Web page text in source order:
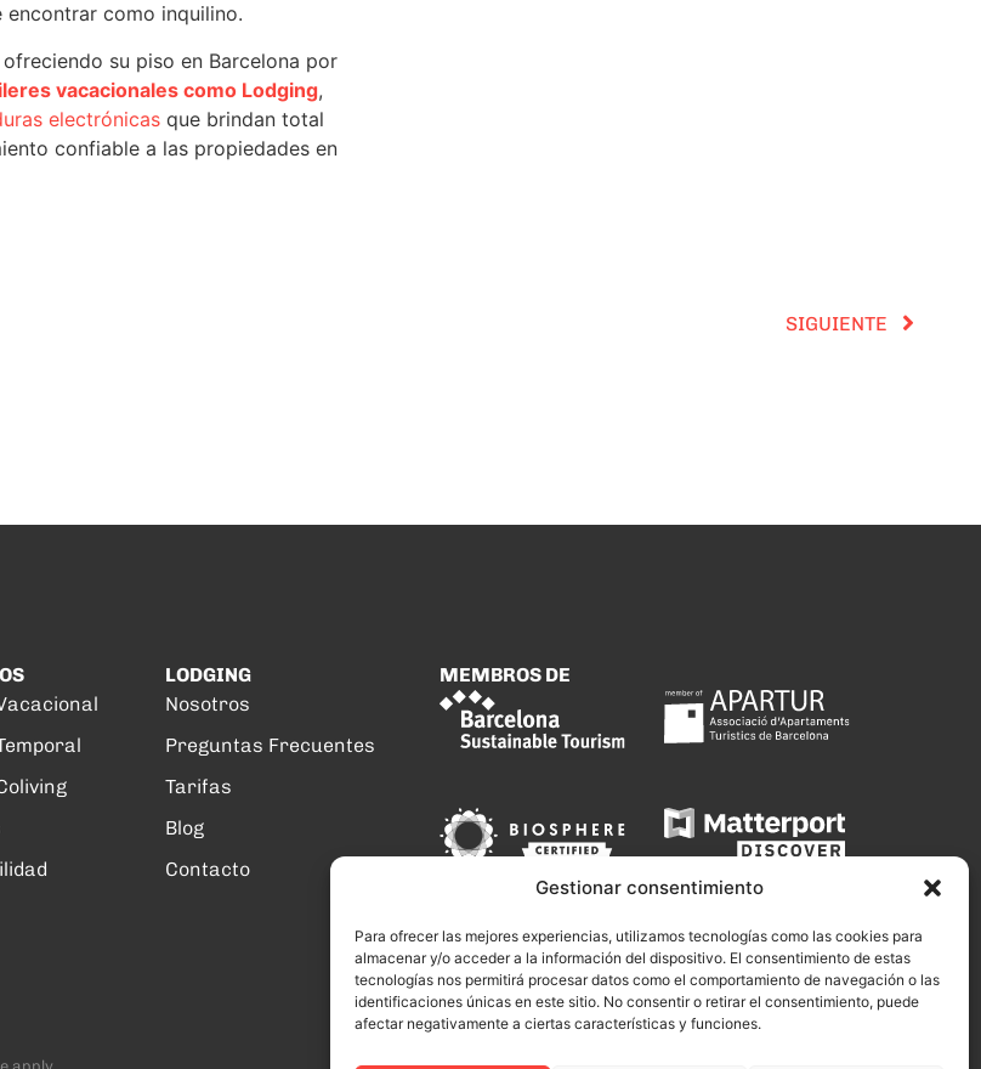
Gestionar consentimiento
Para ofrecer las mejores experiencias, utilizamos tecnologías como las cookies para
almacenar y/o acceder a la información del dispositivo. El consentimiento de estas
tecnologías nos permitirá procesar datos como el comportamiento de navegación o las
identificaciones únicas en este sitio. No consentir o retirar el consentimiento, puede
afectar negativamente a ciertas características y funciones.
como inquilino.
su piso en Barcelona por
vacacionales como Lodging,
electrónicas que brindan total
confiable a las propiedades en
SIGUIENTE
LODGING
Nosotros
Preguntas Frecuentes
Tarifas
Blog
Contacto
MEMBROS DE